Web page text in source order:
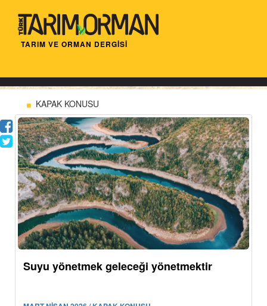
TARIM VE ORMAN DERGİSİ
KAPAK KONUSU
Suyu yönetmek geleceği yönetmektir